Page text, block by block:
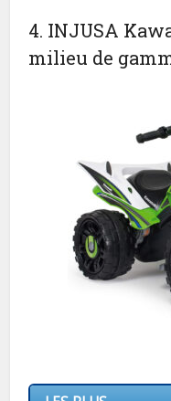
4. INJUSA
milieu de